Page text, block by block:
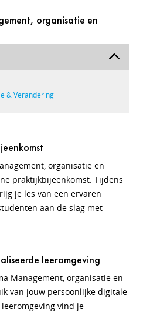
organisatie en
& Verandering
organisatie en
praktijkbijeenkomst. Tijdens
je les van een ervaren
aan de slag met
leeromgeving
Management, organisatie en
van jouw persoonlijke digitale
vind je